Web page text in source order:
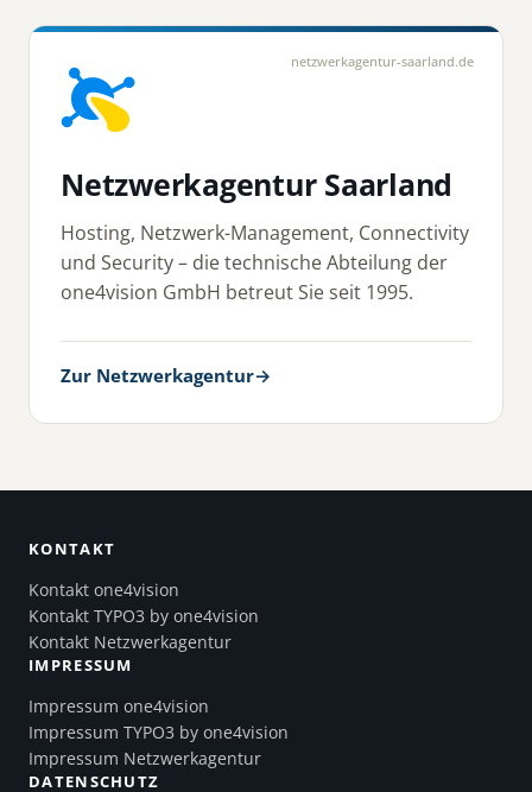
netzwerkagentur-saarland.de
Netzwerkagentur Saarland
Hosting, Netzwerk-Management, Connectivity
und Security – die technische Abteilung der
one4vision GmbH betreut Sie seit 1995.
Zur Netzwerkagentur→
KONTAKT
Kontakt one4vision
Kontakt TYPO3 by one4vision
Kontakt Netzwerkagentur
IMPRESSUM
Impressum one4vision
Impressum TYPO3 by one4vision
Impressum Netzwerkagentur
DATENSCHUTZ